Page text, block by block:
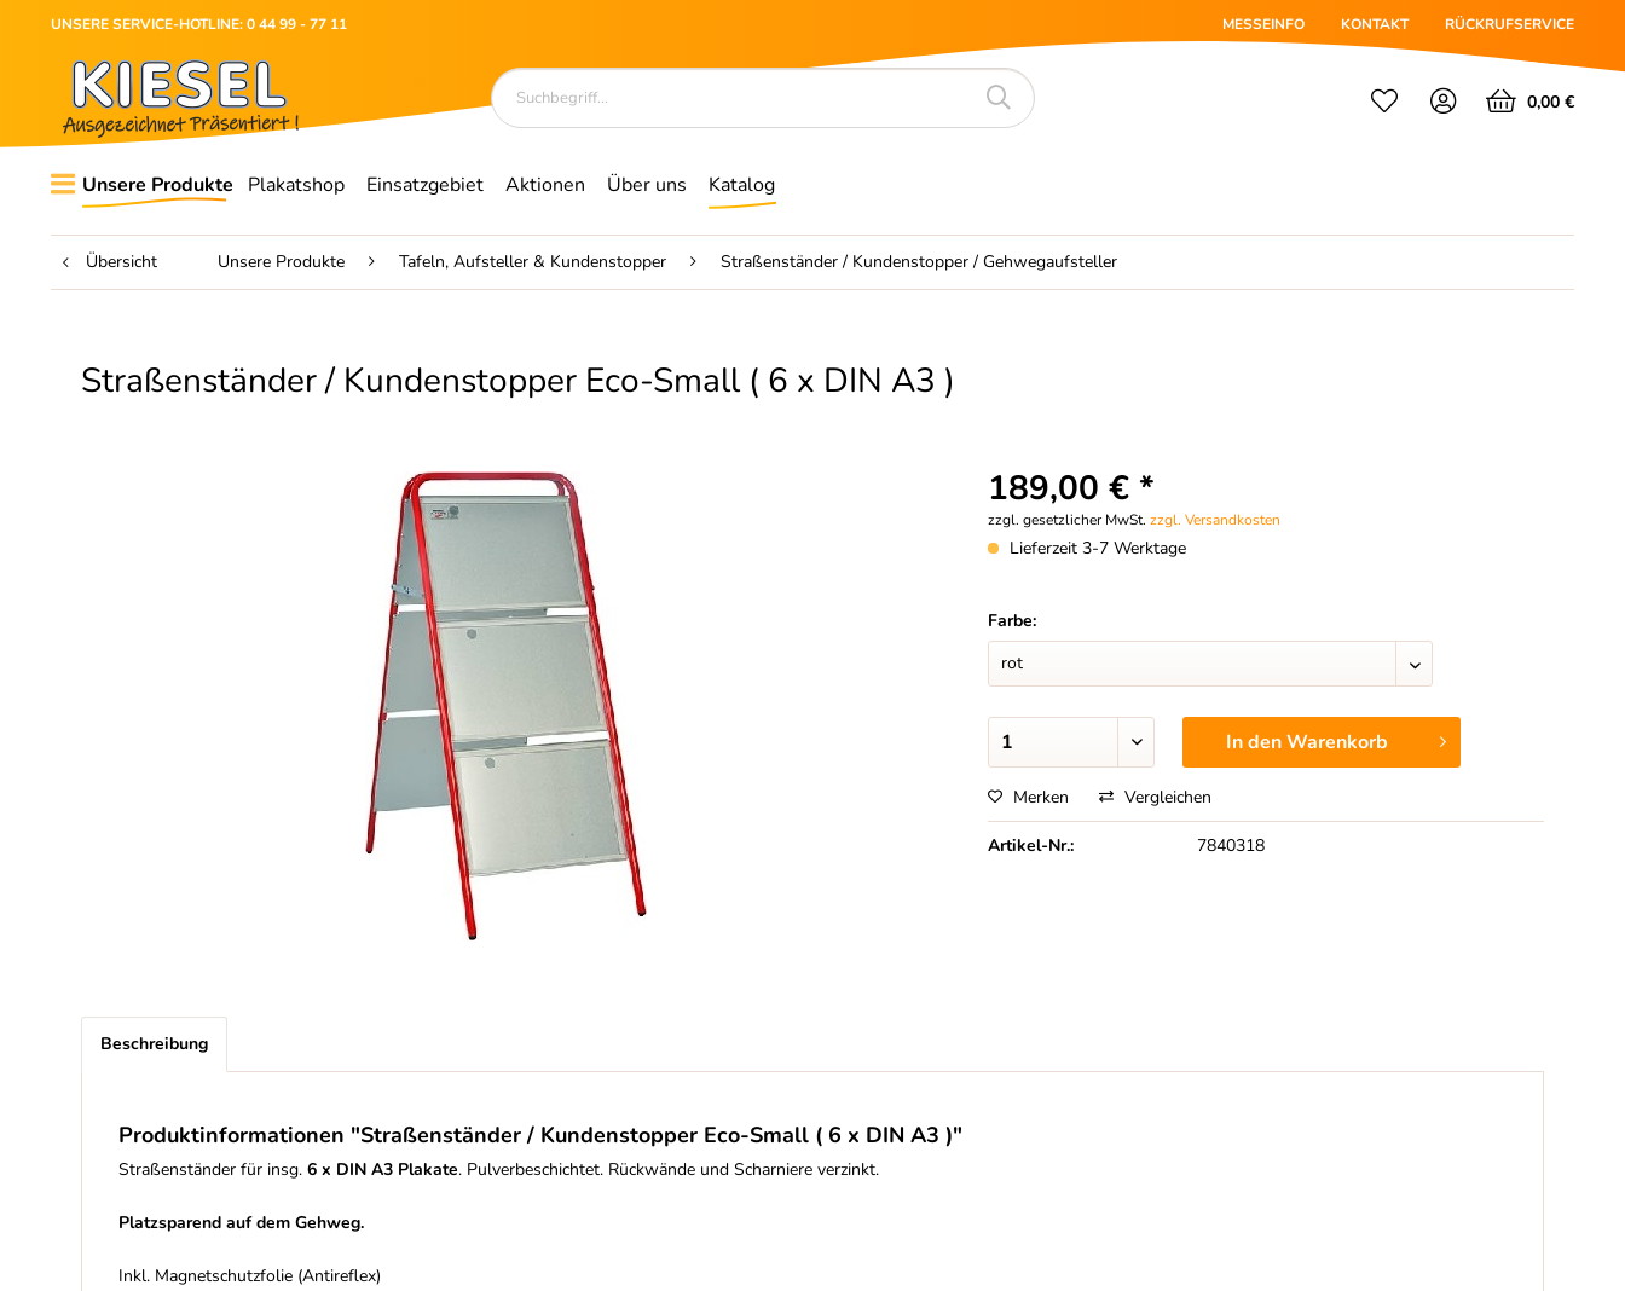
UNSERE SERVICE-HOTLINE: 0 44 99 - 77 11 MESSEINFO KONTAKT RÜCKRUFSERVICE
0,00 €
Unsere Produkte Plakatshop Einsatzgebiet Aktionen Über uns Katalog
Übersicht Unsere Produkte Tafeln, Aufsteller & Kundenstopper Straßenständer / Kundenstopper / Gehwegaufsteller
Straßenständer / Kundenstopper Eco-Small ( 6 x DIN A3 )
189,00 € *
zzgl. gesetzlicher MwSt.zzgl. Versandkosten
Lieferzeit 3-7 Werktage
Farbe:
In denWarenkorb
Merken Vergleichen
Artikel-Nr.: 7840318
Beschreibung
Produktinformationen "Straßenständer / Kundenstopper Eco-Small ( 6 x DIN A3 )"
Straßenständer für insg. 6 x DIN A3 Plakate. Pulverbeschichtet. Rückwände und Scharniere verzinkt.
Platzsparend auf dem Gehweg.
Inkl. Magnetschutzfolie (Antireflex)